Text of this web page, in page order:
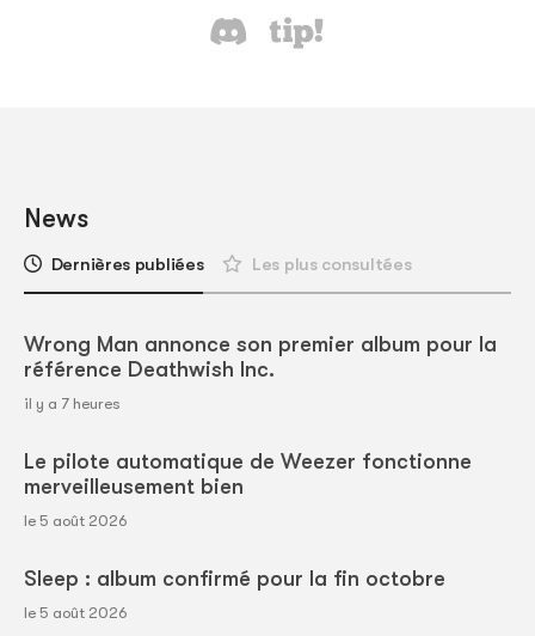
News
Dernières publiées Les plus consultées
Wrong Man annonce son premier album pour la
référence Deathwish Inc.
il y a 7 heures
Le pilote automatique de Weezer fonctionne
merveilleusement bien
le 5 août 2026
Sleep : album confirmé pour la fin octobre
le 5 août 2026